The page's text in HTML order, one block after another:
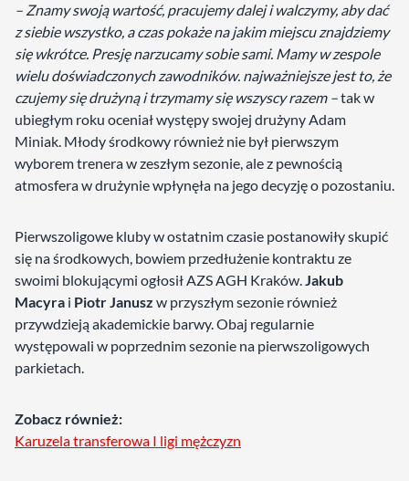
– Znamy swoją wartość, pracujemy dalej i walczymy, aby dać
z siebie wszystko, a czas pokaże na jakim miejscu znajdziemy
się wkrótce. Presję narzucamy sobie sami. Mamy w zespole
wielu doświadczonych zawodników. najważniejsze jest to, że
czujemy się drużyną i trzymamy się wszyscy razem –tak w
ubiegłym roku oceniał występy swojej drużyny Adam
Miniak. Młody środkowy również nie był pierwszym
wyborem trenera w zeszłym sezonie, ale z pewnością
atmosfera w drużynie wpłynęła na jego decyzję o pozostaniu.
Pierwszoligowe kluby w ostatnim czasie postanowiły skupić
się na środkowych, bowiem przedłużenie kontraktu ze
swoimi blokującymi ogłosił AZS AGH Kraków.Jakub
Macyra i Piotr Janusz w przyszłym sezonie również
przywdzieją akademickie barwy. Obaj regularnie
występowali w poprzednim sezonie na pierwszoligowych
parkietach.
Zobacz również:
Karuzela transferowa I ligi mężczyzn